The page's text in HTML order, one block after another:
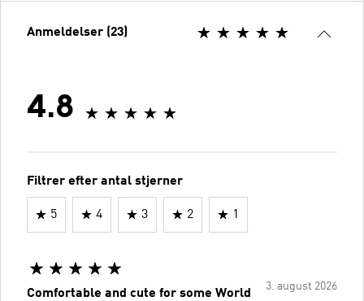
Anmeldelser (23)
4.8
Filtrer efter antal stjerner
5 4 3 2 1
3. august 2026
Comfortable and cute for some World